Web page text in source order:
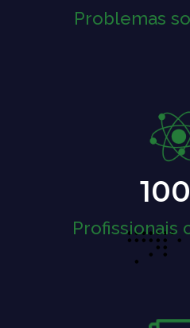
Problemas
100
Profissionais